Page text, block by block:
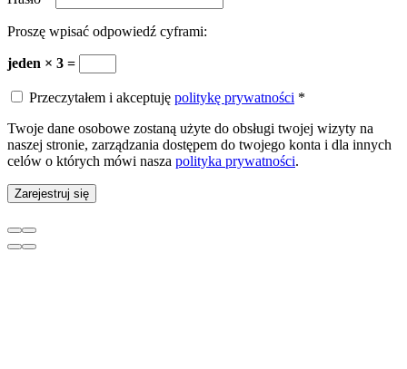
Proszę wpisać odpowiedź cyframi:
jeden × 3 =
Przeczytałem i akceptuję politykę prywatności *
Twoje dane osobowe zostaną użyte do obsługi twojej wizyty na
naszej stronie, zarządzania dostępem do twojego konta i dla innych
celów o których mówi nasza polityka prywatności.
Zarejestruj się